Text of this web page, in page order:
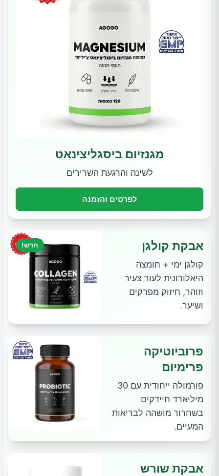
מגנזיום ביסגליצינאט
לשינה והרגעת השרירים
לפרטים והזמנה
חדש! אבקת קולגן
קולגן ימי + חומצה
היאלורונית לעור צעיר
וזוהר, חיזוק מפרקים
ושיער.
פרוביוטיקה
פרימיום
פורמולה ייחודית עם 30
מיליארד חיידקים
בשחרור מושהה לבריאות
המעיים.
אבקת שורש